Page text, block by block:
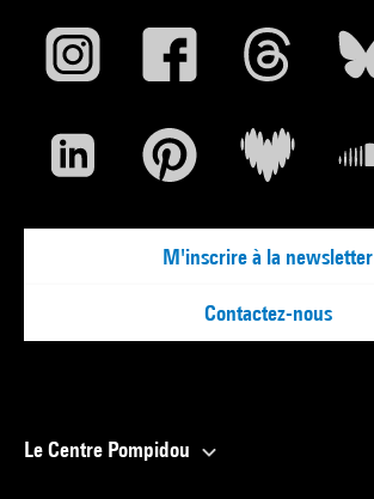
M'inscrire à la newsletter
Contactez-nous
Le Centre Pompidou